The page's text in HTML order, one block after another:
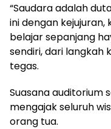
“Saudara adalah
ini dengan kejujuran,
belajar sepanjang
sendiri, dari langkah
tegas.
Suasana auditorium
mengajak seluruh
orang tua.